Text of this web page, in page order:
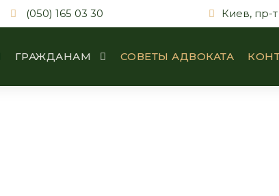
(050) 165 03 30 Киев, пр-
ГРАЖДАНАМ СОВЕТЫ АДВОКАТА